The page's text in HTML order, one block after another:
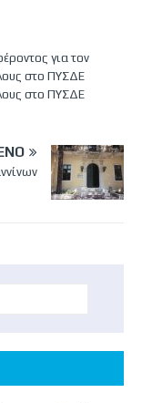
για τον
στο ΠΥΣΔΕ
στο ΠΥΣΔΕ